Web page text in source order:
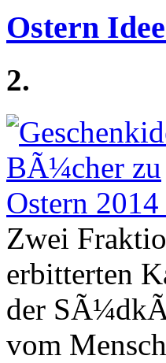
Ostern
2.
Zwei
erbitterten
der
vom